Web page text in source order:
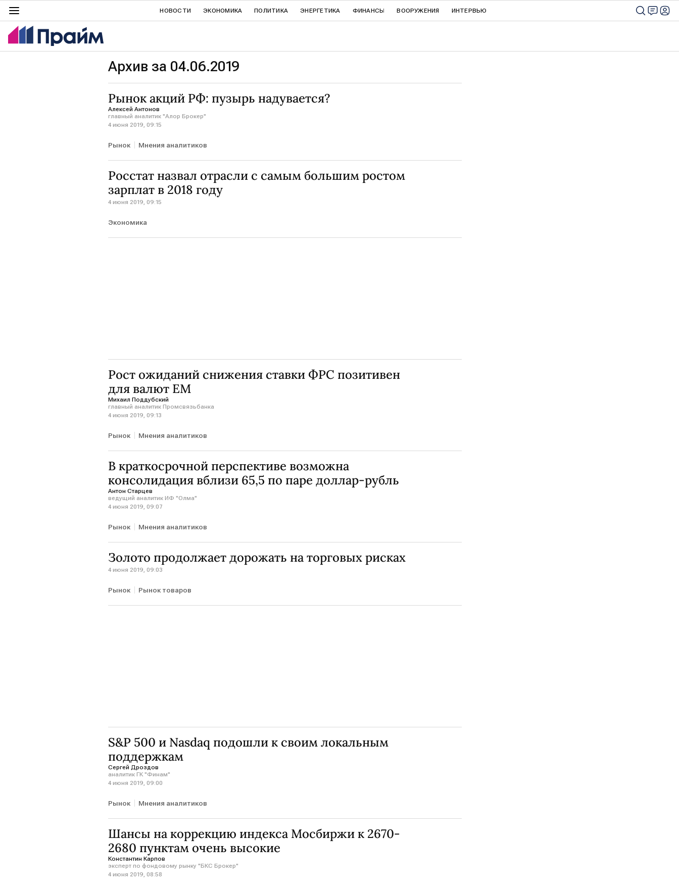
НОВОСТИ ЭКОНОМИКА ПОЛИТИКА ЭНЕРГЕТИКА ФИНАНСЫ ВООРУЖЕНИЯ ИНТЕРВЬЮ
Архив за 04.06.2019
Рынок акций РФ: пузырь надувается?
Алексей Антонов
главный аналитик "Алор Брокер"
4 июня 2019, 09:15
Рынок Мнения аналитиков
Росстат назвал отрасли с самым большим ростом
зарплат в 2018 году
4 июня 2019, 09:15
Экономика
Рост ожиданий снижения ставки ФРС позитивен
для валют EM
Михаил Поддубский
главный аналитик Промсвязьбанка
4 июня 2019, 09:13
Рынок Мнения аналитиков
В краткосрочной перспективе возможна
консолидация вблизи 65,5 по паре доллар-рубль
Антон Старцев
ведущий аналитик ИФ "Олма"
4 июня 2019, 09:07
Рынок Мнения аналитиков
Золото продолжает дорожать на торговых рисках
4 июня 2019, 09:03
Рынок Рынок товаров
S&P 500 и Nasdaq подошли к своим локальным
поддержкам
Сергей Дроздов
аналитик ГК "Финам"
4 июня 2019, 09:00
Рынок Мнения аналитиков
Шансы на коррекцию индекса Мосбиржи к 2670-
2680 пунктам очень высокие
Константин Карпов
эксперт по фондовому рынку "БКС Брокер"
4 июня 2019, 08:58